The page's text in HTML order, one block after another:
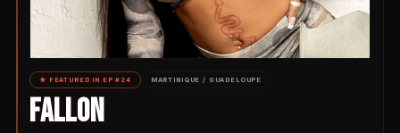
★ FEATURED IN EP #24 MARTINIQUE / GUADELOUPE
FALLON